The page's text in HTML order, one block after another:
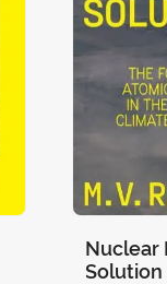
Nuclear
Solution